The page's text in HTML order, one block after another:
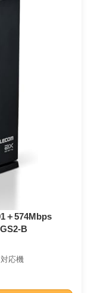
＋574Mbps
B
応機